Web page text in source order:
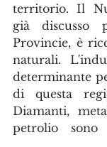
territorio. Il
già discusso
Provincie, è
naturali.
determinante
di questa
Diamanti,
petrolio